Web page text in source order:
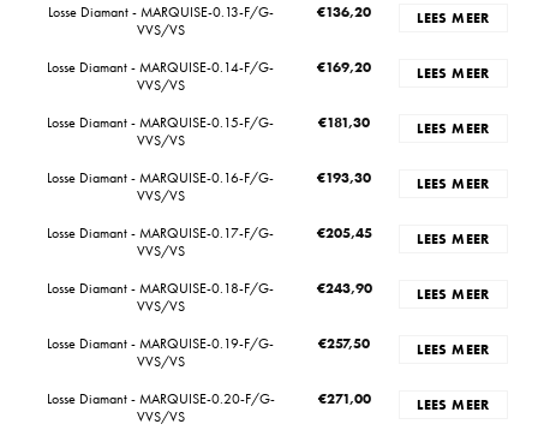
Losse Diamant - MARQUISE-0.13-F/G-
VVS/VS
€136,20 LEES MEER
Losse Diamant - MARQUISE-0.14-F/G-
VVS/VS
€169,20 LEES MEER
Losse Diamant - MARQUISE-0.15-F/G-
VVS/VS
€181,30 LEES MEER
Losse Diamant - MARQUISE-0.16-F/G-
VVS/VS
€193,30 LEES MEER
Losse Diamant - MARQUISE-0.17-F/G-
VVS/VS
€205,45 LEES MEER
Losse Diamant - MARQUISE-0.18-F/G-
VVS/VS
€243,90 LEES MEER
Losse Diamant - MARQUISE-0.19-F/G-
VVS/VS
€257,50 LEES MEER
Losse Diamant - MARQUISE-0.20-F/G-
VVS/VS
€271,00 LEES MEER